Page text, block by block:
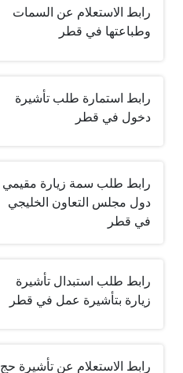
رابط الاستعلام عن السمات
وطباعتها في قطر
رابط استمارة طلب تأشيرة
دخول في قطر
رابط طلب سمة زيارة مقيمي
دول مجلس التعاون الخليجي
في قطر
رابط طلب استبدال تأشيرة
زيارة بتأشيرة عمل في قطر
رابط الاستعلام عن تأشيرة حج